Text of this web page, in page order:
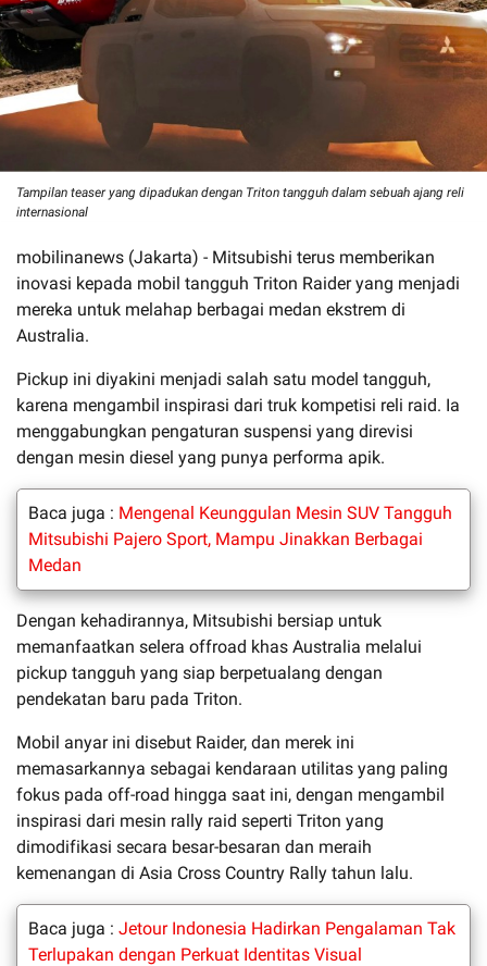
Tampilan teaser yang dipadukan dengan Triton tangguh dalam sebuah ajang reli
internasional
mobilinanews (Jakarta) - Mitsubishi terus memberikan
inovasi kepada mobil tangguh Triton Raider yang menjadi
mereka untuk melahap berbagai medan ekstrem di
Australia.
Pickup ini diyakini menjadi salah satu model tangguh,
karena mengambil inspirasi dari truk kompetisi reli raid. Ia
menggabungkan pengaturan suspensi yang direvisi
dengan mesin diesel yang punya performa apik.
Baca juga : Mengenal Keunggulan Mesin SUV Tangguh
Mitsubishi Pajero Sport, Mampu Jinakkan Berbagai
Medan
Dengan kehadirannya, Mitsubishi bersiap untuk
memanfaatkan selera offroad khas Australia melalui
pickup tangguh yang siap berpetualang dengan
pendekatan baru pada Triton.
Mobil anyar ini disebut Raider, dan merek ini
memasarkannya sebagai kendaraan utilitas yang paling
fokus pada off-road hingga saat ini, dengan mengambil
inspirasi dari mesin rally raid seperti Triton yang
dimodifikasi secara besar-besaran dan meraih
kemenangan di Asia Cross Country Rally tahun lalu.
Baca juga : Jetour Indonesia Hadirkan Pengalaman Tak
Terlupakan dengan Perkuat Identitas Visual